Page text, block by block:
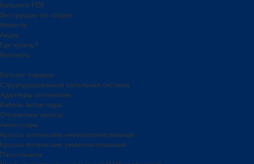
Каталоги PDF
Инструкции по сборке
Новости
Акции
Где купить?
Контакты
...
Каталог товаров
Структурированная кабельная система
Адаптеры оптические
Кабель витая пара
Оптические кроссы
Аксессуары
Кроссы оптические неукомплектованные
Кроссы оптические укомплектованные
Патч-панели